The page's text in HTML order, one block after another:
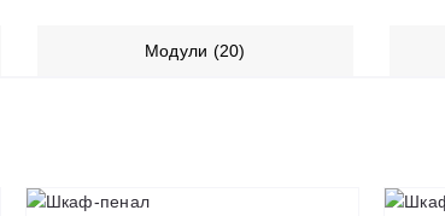
Модули (20)